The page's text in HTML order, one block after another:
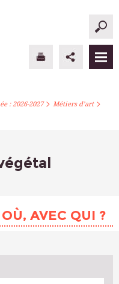
: 2026-2027> Métiers d’art>
AVEC QUI ?